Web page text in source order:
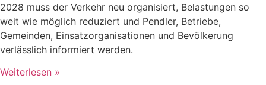
2028 muss der Verkehr neu organisiert, Belastungen so
weit wie möglich reduziert und Pendler, Betriebe,
Gemeinden, Einsatzorganisationen und Bevölkerung
verlässlich informiert werden.
Weiterlesen »